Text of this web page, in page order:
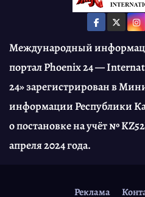
Международный
портал Phoenix 24 —
24» зарегистрирован в
информации Республики
о постановке на учёт №
апреля 2024 года.
Реклама